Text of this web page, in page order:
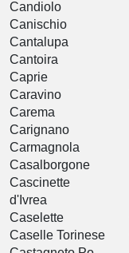
Candiolo
Canischio
Cantalupa
Cantoira
Caprie
Caravino
Carema
Carignano
Carmagnola
Casalborgone
Cascinette
d'Ivrea
Caselette
Caselle Torinese